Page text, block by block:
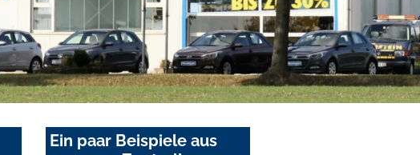
Ein paar Beispiele aus